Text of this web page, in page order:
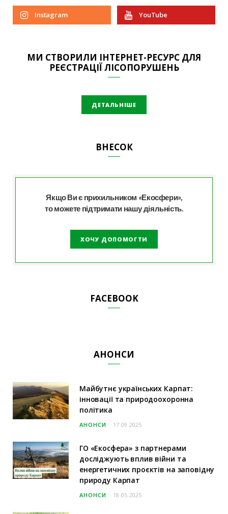
Instagram YouTube
МИ СТВОРИЛИ ІНТЕРНЕТ-РЕСУРС ДЛЯ
РЕЄСТРАЦІЇ ЛІСОПОРУШЕНЬ
ДЕТАЛЬНІШЕ
ВНЕСОК
Якщо Ви є прихильником «Екосфери»,
то можете підтримати нашу діяльність.
ХОЧУ ДОПОМОГТИ
FACEBOOK
АНОНСИ
Майбутнє українських Карпат:
інновації та природоохоронна
політика
АНОНСИ 17.09.2025
ГО «Екосфера» з партнерами
досліджують вплив війни та
енергетичних проєктів на заповідну
природу Карпат
АНОНСИ 18.05.2025